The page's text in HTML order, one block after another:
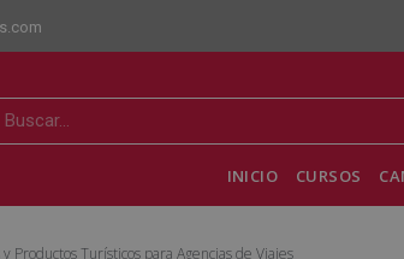
INICIO CURSOS
Productos Turísticos para Agencias de Viajes